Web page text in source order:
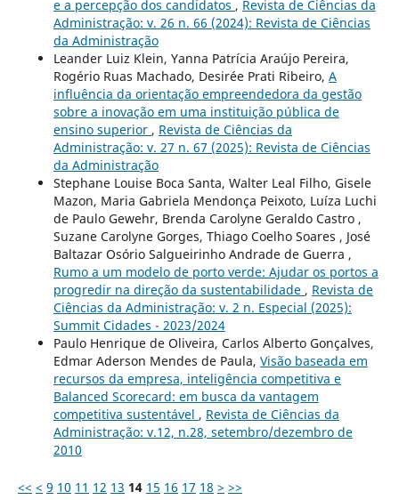
e a percepção dos candidatos , Revista de Ciências da
Administração: v. 26 n. 66 (2024): Revista de Ciências
da Administração
Leander Luiz Klein, Yanna Patrícia Araújo Pereira,
Rogério Ruas Machado, Desirée Prati Ribeiro, A
influência da orientação empreendedora da gestão
sobre a inovação em uma instituição pública de
ensino superior , Revista de Ciências da
Administração: v. 27 n. 67 (2025): Revista de Ciências
da Administração
Stephane Louise Boca Santa, Walter Leal Filho, Gisele
Mazon, Maria Gabriela Mendonça Peixoto, Luíza Luchi
de Paulo Gewehr, Brenda Carolyne Geraldo Castro ,
Suzane Carolyne Gorges, Thiago Coelho Soares , José
Baltazar Osório Salgueirinho Andrade de Guerra ,
Rumo a um modelo de porto verde: Ajudar os portos a
progredir na direção da sustentabilidade , Revista de
Ciências da Administração: v. 2 n. Especial (2025):
Summit Cidades - 2023/2024
Paulo Henrique de Oliveira, Carlos Alberto Gonçalves,
Edmar Aderson Mendes de Paula, Visão baseada em
recursos da empresa, inteligência competitiva e
Balanced Scorecard: em busca da vantagem
competitiva sustentável , Revista de Ciências da
Administração: v.12, n.28, setembro/dezembro de
2010
<< < 9 10 11 12 13 14 15 16 17 18 > >>